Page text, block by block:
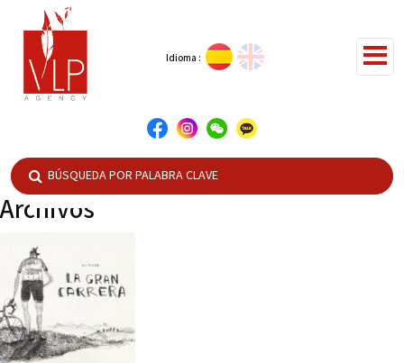
Idioma :
Archivos